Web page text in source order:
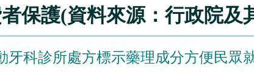
保護(資料來源：行政院及
牙科診所處方標示藥理成分方便民眾